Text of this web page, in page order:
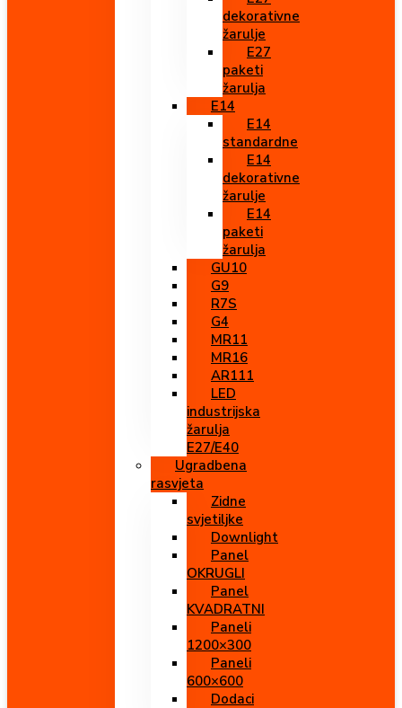
dekorativne
žarulje
E27
paketi
žarulja
E14
E14
standardne
E14
dekorativne
žarulje
E14
paketi
žarulja
GU10
G9
R7S
G4
MR11
MR16
AR111
LED
industrijska
žarulja
E27/E40
Ugradbena
rasvjeta
Zidne
svjetiljke
Downlight
Panel
OKRUGLI
Panel
KVADRATNI
Paneli
1200×300
Paneli
600×600
Dodaci